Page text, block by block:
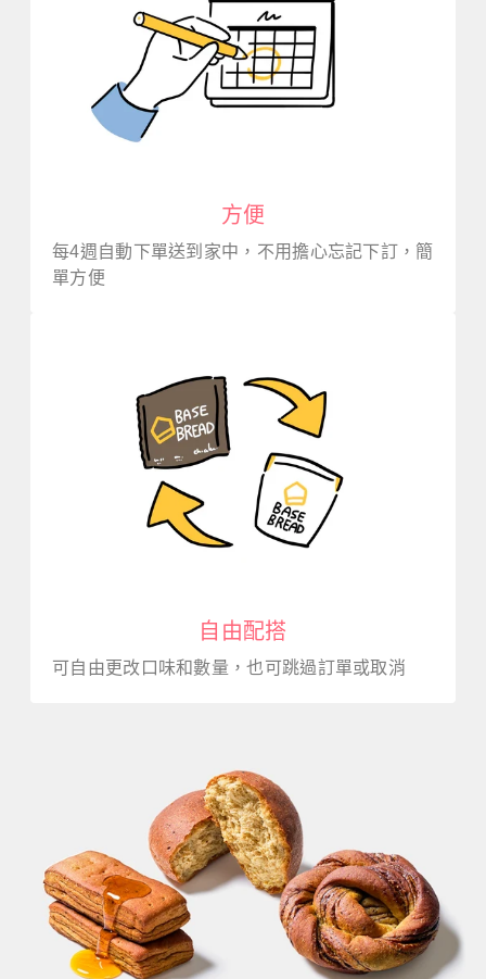
方便
每4週自動下單送到家中，不用擔心忘記下訂，簡
單方便
自由配搭
可自由更改口味和數量，也可跳過訂單或取消